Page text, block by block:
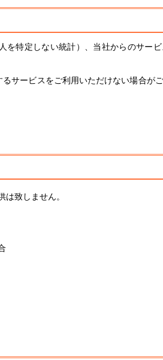
を特定しない統計）、当社からのサー
サービスをご利用いただけない場合が
は致しません。